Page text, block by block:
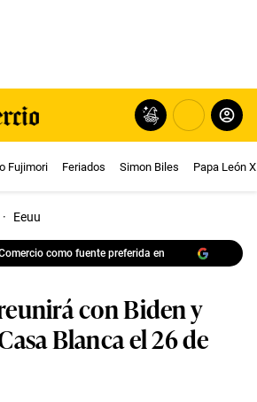
Fujimori Feriados Simon Biles Papa León
· Eeuu
como fuente preferida en
con Biden y
Blanca el 26 de